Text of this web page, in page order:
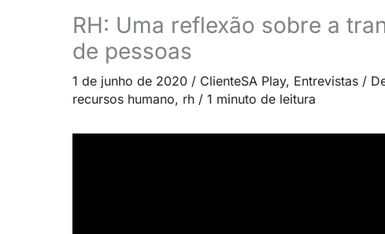
RH: Uma reflexão sobre a
de pessoas
1 de junho de 2020 / ClienteSA Play, Entrevistas /
recursos humano, rh / 1 minuto de leitura